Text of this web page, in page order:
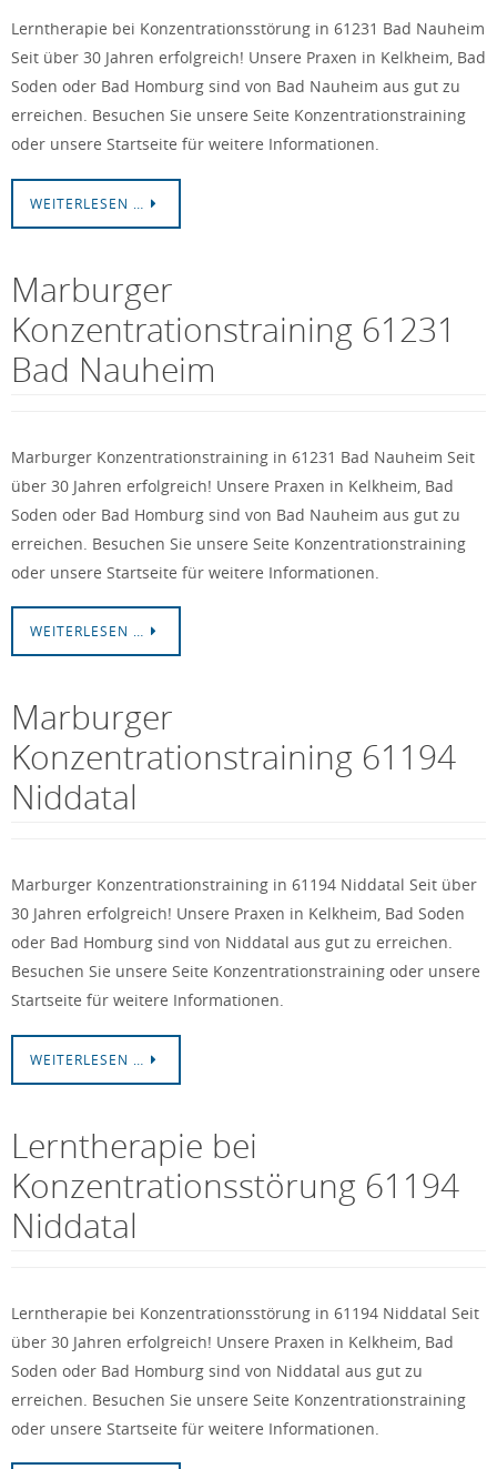
Lerntherapie bei Konzentrationsstörung in 61231 Bad Nauheim
Seit über 30 Jahren erfolgreich! Unsere Praxen in Kelkheim, Bad
Soden oder Bad Homburg sind von Bad Nauheim aus gut zu
erreichen. Besuchen Sie unsere Seite Konzentrationstraining
oder unsere Startseite für weitere Informationen.
WEITERLESEN …
Marburger
Konzentrationstraining 61231
Bad Nauheim
Marburger Konzentrationstraining in 61231 Bad Nauheim Seit
über 30 Jahren erfolgreich! Unsere Praxen in Kelkheim, Bad
Soden oder Bad Homburg sind von Bad Nauheim aus gut zu
erreichen. Besuchen Sie unsere Seite Konzentrationstraining
oder unsere Startseite für weitere Informationen.
WEITERLESEN …
Marburger
Konzentrationstraining 61194
Niddatal
Marburger Konzentrationstraining in 61194 Niddatal Seit über
30 Jahren erfolgreich! Unsere Praxen in Kelkheim, Bad Soden
oder Bad Homburg sind von Niddatal aus gut zu erreichen.
Besuchen Sie unsere Seite Konzentrationstraining oder unsere
Startseite für weitere Informationen.
WEITERLESEN …
Lerntherapie bei
Konzentrationsstörung 61194
Niddatal
Lerntherapie bei Konzentrationsstörung in 61194 Niddatal Seit
über 30 Jahren erfolgreich! Unsere Praxen in Kelkheim, Bad
Soden oder Bad Homburg sind von Niddatal aus gut zu
erreichen. Besuchen Sie unsere Seite Konzentrationstraining
oder unsere Startseite für weitere Informationen.